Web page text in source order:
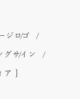
ジ ロゴ
グサイン
ア